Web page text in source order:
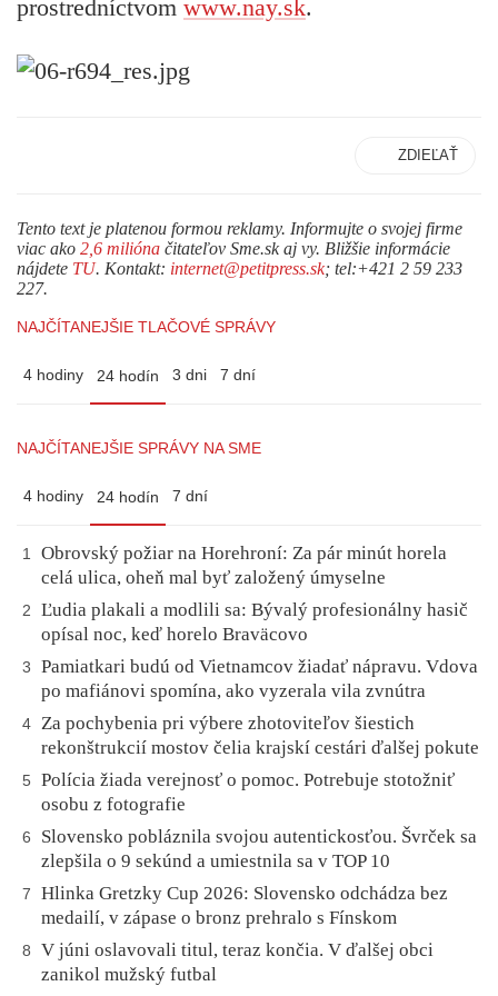
prostredníctvom www.nay.sk.
ZDIEĽAŤ
Tento text je platenou formou reklamy. Informujte o svojej firme
viac ako 2,6 milióna čitateľov Sme.sk aj vy. Bližšie informácie
nájdete TU. Kontakt: internet@petitpress.sk; tel:+421 2 59 233
227.
NAJČÍTANEJŠIE TLAČOVÉ SPRÁVY
4 hodiny 24 hodín 3 dni 7 dní
NAJČÍTANEJŠIE SPRÁVY NA SME
4 hodiny 24 hodín 7 dní
1
Obrovský požiar na Horehroní: Za pár minút horela
celá ulica, oheň mal byť založený úmyselne
2
Ľudia plakali a modlili sa: Bývalý profesionálny hasič
opísal noc, keď horelo Braväcovo
3
Pamiatkari budú od Vietnamcov žiadať nápravu. Vdova
po mafiánovi spomína, ako vyzerala vila zvnútra
4 Za pochybenia pri výbere zhotoviteľov šiestich
rekonštrukcií mostov čelia krajskí cestári ďalšej pokute
5
Polícia žiada verejnosť o pomoc. Potrebuje stotožniť
osobu z fotografie
6
Slovensko pobláznila svojou autentickosťou. Švrček sa
zlepšila o 9 sekúnd a umiestnila sa v TOP 10
7
Hlinka Gretzky Cup 2026: Slovensko odchádza bez
medailí, v zápase o bronz prehralo s Fínskom
8
V júni oslavovali titul, teraz končia. V ďalšej obci
zanikol mužský futbal